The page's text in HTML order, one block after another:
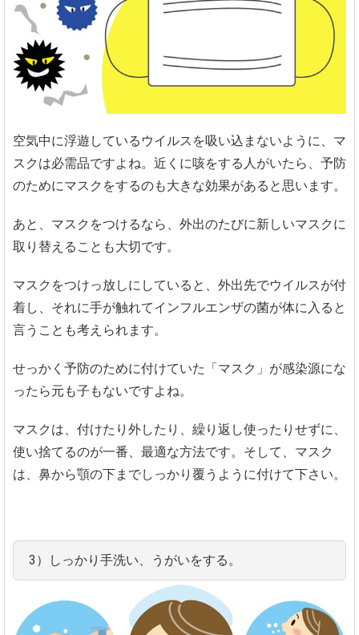
空気中に浮遊しているウイルスを吸い込まないように、マ
スクは必需品ですよね。近くに咳をする人がいたら、予防
のためにマスクをするのも大きな効果があると思います。
あと、マスクをつけるなら、外出のたびに新しいマスクに
取り替えることも大切です。
マスクをつけっ放しにしていると、外出先でウイルスが付
着し、それに手が触れてインフルエンザの菌が体に入ると
言うことも考えられます。
せっかく予防のために付けていた「マスク」が感染源にな
ったら元も子もないですよね。
マスクは、付けたり外したり、繰り返し使ったりせずに、
使い捨てるのが一番、最適な方法です。そして、マスク
は、鼻から顎の下までしっかり覆うように付けて下さい。
3）しっかり手洗い、うがいをする。